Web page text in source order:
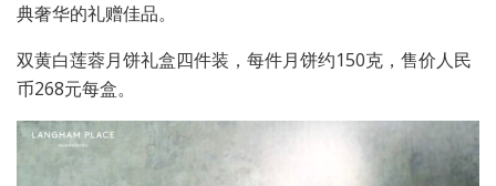
典奢华的礼赠佳品。
双黄白莲蓉月饼礼盒四件装，每件月饼约150克，售价人民
币268元每盒。